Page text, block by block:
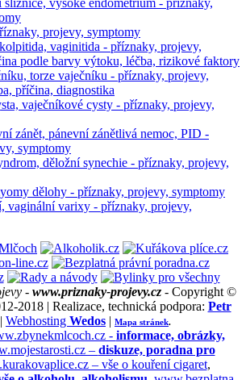
sliznice, vysoké endometrium - příznaky,
projevy, symptomy
vaginitida - příznaky, projevy,
podle barvy výtoku, léčba, rizikové faktory
torze vaječníku - příznaky, projevy,
příčina, diagnostika
vaječníkové cysty - příznaky, projevy,
zánět, pánevní zánětlivá nemoc, PID -
symptomy
děložní synechie - příznaky, projevy,
dělohy - příznaky, projevy, symptomy
vaginální varixy - příznaky, projevy,
- www.priznaky-projevy.cz - Copyright ©
2018 | Realizace, technická podpora: Petr
| Webhosting Wedos | Mapa stránek.
- informace, obrázky,
– diskuze, poradna pro
– vše o kouření cigaret,